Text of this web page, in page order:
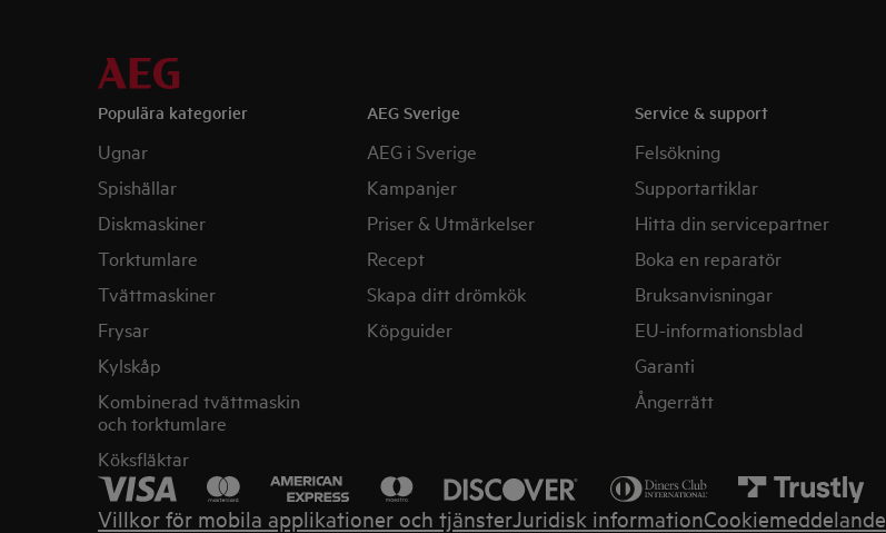
Populära kategorier
Ugnar
Spishällar
Diskmaskiner
Torktumlare
Tvättmaskiner
Frysar
Kylskåp
Kombinerad tvättmaskin
och torktumlare
Köksfläktar
AEG Sverige
AEG i Sverige
Kampanjer
Priser & Utmärkelser
Recept
Skapa ditt drömkök
Köpguider
Service & support
Felsökning
Supportartiklar
Hitta din servicepartner
Boka en reparatör
Bruksanvisningar
EU-informationsblad
Garanti
Ångerrätt
Villkor för mobila applikationer och tjänsterJuridisk informationCookiemeddelande